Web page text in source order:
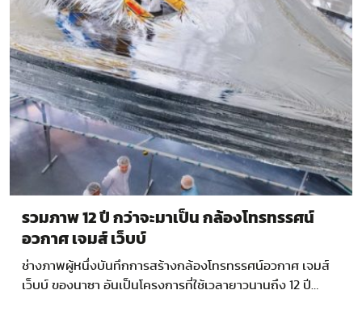
รวมภาพ 12 ปี กว่าจะมาเป็น กล้องโทรทรรศน์
อวกาศ เจมส์ เว็บบ์
ช่างภาพผู้หนึ่งบันทึกการสร้างกล้องโทรทรรศน์อวกาศ เจมส์
เว็บบ์ ของนาซา อันเป็นโครงการที่ใช้เวลายาวนานถึง 12 ปี…